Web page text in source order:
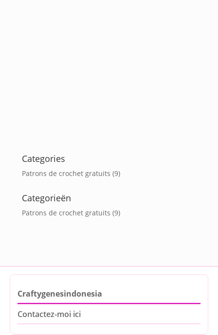
Categories
Patrons de crochet gratuits (9)
Categorieën
Patrons de crochet gratuits (9)
Craftygenesindonesia
Contactez-moi ici